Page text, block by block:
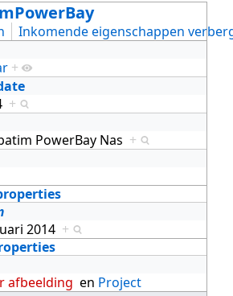
Inkomende eigenschappen
+
+
PowerBay Nas +
2014 +
afbeelding en Project